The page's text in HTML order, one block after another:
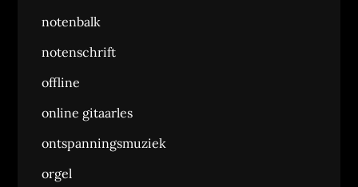
notenbalk
notenschrift
offline
online gitaarles
ontspanningsmuziek
orgel